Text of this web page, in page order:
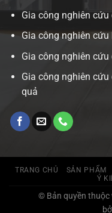
Gia công nghiên
Gia công nghiên
Gia công nghiên
Gia công nghiên
quả
TRANG CHỦ SẢN PHẨM
Ý
© Bản quyền thuộc